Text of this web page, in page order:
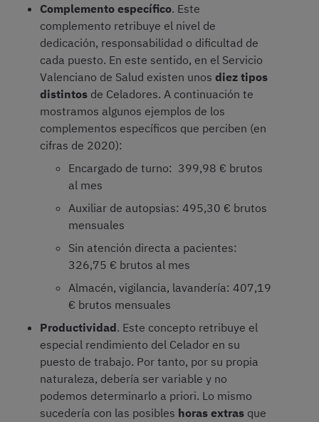
Complemento específico. Este
complemento retribuye el nivel de
dedicación, responsabilidad o dificultad de
cada puesto. En este sentido, en el Servicio
Valenciano de Salud existen unos diez tipos
distintos de Celadores. A continuación te
mostramos algunos ejemplos de los
complementos específicos que perciben (en
cifras de 2020):
Encargado de turno: 399,98 € brutos
al mes
Auxiliar de autopsias: 495,30 € brutos
mensuales
Sin atención directa a pacientes:
326,75 € brutos al mes
Almacén, vigilancia, lavandería: 407,19
€ brutos mensuales
Productividad. Este concepto retribuye el
especial rendimiento del Celador en su
puesto de trabajo. Por tanto, por su propia
naturaleza, debería ser variable y no
podemos determinarlo a priori. Lo mismo
sucedería con las posibles horas extras que